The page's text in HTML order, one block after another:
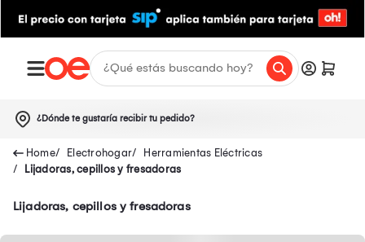
¿Dónde te gustaría recibir tu pedido?
Electrohogar
Herramientas Eléctricas
Lijadoras, cepillos y fresadoras
Lijadoras, cepillos y fresadoras